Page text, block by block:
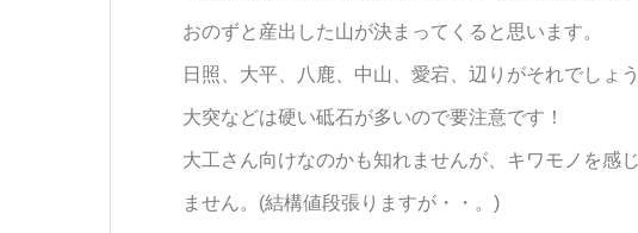
おのずと産出した山が決まってくると思います。
日照、大平、八鹿、中山、愛宕、辺りがそれでしょう
大突などは硬い砥石が多いので要注意です！
大工さん向けなのかも知れませんが、キワモノを感
ません。(結構値段張りますが・・。)